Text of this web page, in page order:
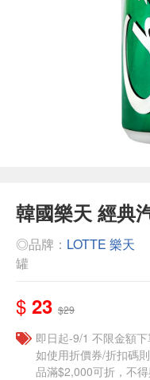
韓國樂天 經典
◎品牌： LOTTE 樂天
罐
$ 23 $29
即日起-9/1 不限金額
如使用折價券/折扣碼
品滿$2,000可折，不